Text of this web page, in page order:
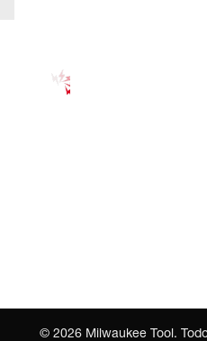
© 2026 Milwaukee Tool.